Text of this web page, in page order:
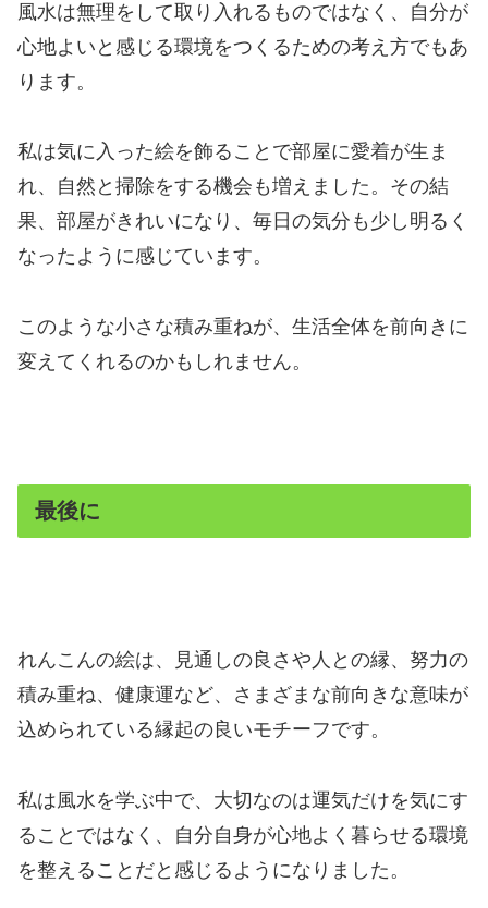
風水は無理をして取り入れるものではなく、自分が
心地よいと感じる環境をつくるための考え方でもあ
ります。
私は気に入った絵を飾ることで部屋に愛着が生ま
れ、自然と掃除をする機会も増えました。その結
果、部屋がきれいになり、毎日の気分も少し明るく
なったように感じています。
このような小さな積み重ねが、生活全体を前向きに
変えてくれるのかもしれません。
最後に
れんこんの絵は、見通しの良さや人との縁、努力の
積み重ね、健康運など、さまざまな前向きな意味が
込められている縁起の良いモチーフです。
私は風水を学ぶ中で、大切なのは運気だけを気にす
ることではなく、自分自身が心地よく暮らせる環境
を整えることだと感じるようになりました。